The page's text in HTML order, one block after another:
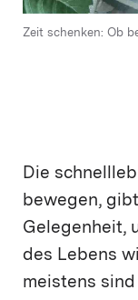
Zeit schenken: Ob
… oder beim
Eva Veith,
Die
bewegen,
Gelegenheit,
des Lebens
meistens